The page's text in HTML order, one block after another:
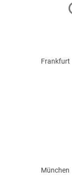
Frankfurt
München